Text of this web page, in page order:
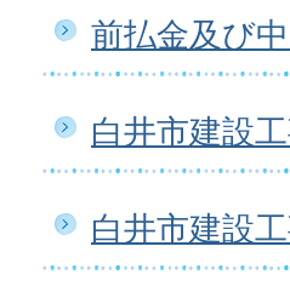
前払金及び
白井市建設
白井市建設